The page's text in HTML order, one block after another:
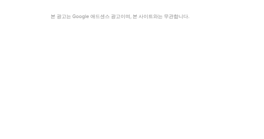
본 광고는 Google 애드센스 광고이며, 본 사이트와는 무관합니다.